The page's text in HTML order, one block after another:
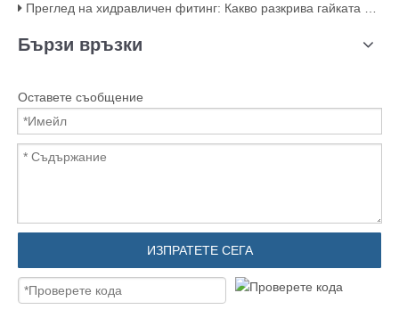
Преглед на хидравличен фитинг: Какво разкрива гайката за качеството​​
Бързи връзки
Оставете съобщение
ИЗПРАТЕТЕ СЕГА